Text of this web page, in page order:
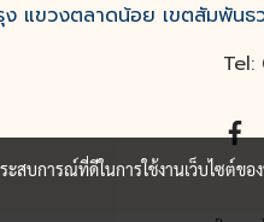
แขวงตลาดน้อย เขตสัมพันธ
สบการณ์ที่ดีในการใช้งานเว็บไซต์ข